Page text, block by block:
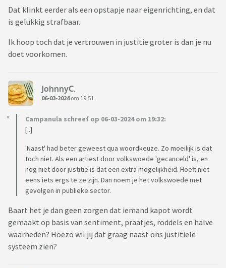
Dat klinkt eerder als een opstapje naar eigenrichting, en dat
is gelukkig strafbaar.
Ik hoop toch dat je vertrouwen in justitie groter is dan je nu
doet voorkomen.
JohnnyC.
06-03-2024om 19:51
Campanula schreef op 06-03-2024 om 19:32:
[..]
'Naast' had beter geweest qua woordkeuze. Zo moeilijk is dat
toch niet. Als een artiest door volkswoede 'gecanceld' is, en
nog niet door justitie is dat een extra mogelijkheid. Hoeft niet
eens iets ergs te ze zijn. Dan noem je het volkswoede met
gevolgen in publieke sector.
Baart het je dan geen zorgen dat iemand kapot wordt
gemaakt op basis van sentiment, praatjes, roddels en halve
waarheden? Hoezo wil jij dat graag naast ons justitiële
systeem zien?